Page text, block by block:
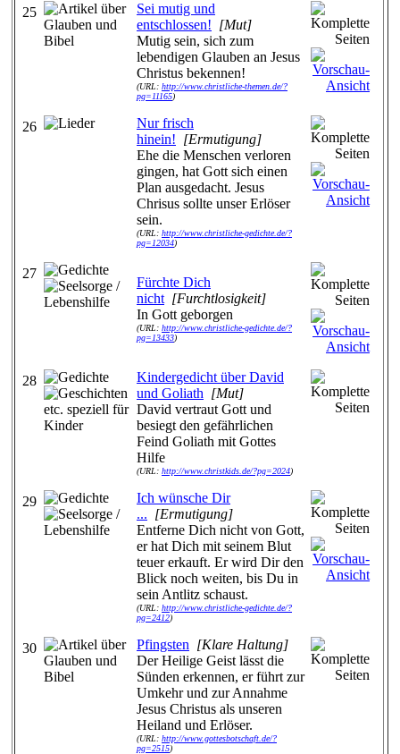
25
Sei mutig und
entschlossen! [Mut]
Mutig sein, sich zum
lebendigen Glauben an Jesus
Christus bekennen!
(URL: http://www.christliche-themen.de/?
pg=11165)
26
Nur frisch
hinein! [Ermutigung]
Ehe die Menschen verloren
gingen, hat Gott sich einen
Plan ausgedacht. Jesus
Chrisus sollte unser Erlöser
sein.
(URL: http://www.christliche-gedichte.de/?
pg=12034)
27
Fürchte Dich
nicht [Furchtlosigkeit]
In Gott geborgen
(URL: http://www.christliche-gedichte.de/?
pg=13433)
28
Kindergedicht über David
und Goliath [Mut]
David vertraut Gott und
besiegt den gefährlichen
Feind Goliath mit Gottes
Hilfe
(URL: http://www.christkids.de/?pg=2024)
29
Ich wünsche Dir
... [Ermutigung]
Entferne Dich nicht von Gott,
er hat Dich mit seinem Blut
teuer erkauft. Er wird Dir den
Blick noch weiten, bis Du in
sein Antlitz schaust.
(URL: http://www.christliche-gedichte.de/?
pg=2412)
30 Pfingsten [Klare Haltung]
Der Heilige Geist lässt die
Sünden erkennen, er führt zur
Umkehr und zur Annahme
Jesus Christus als unseren
Heiland und Erlöser.
(URL: http://www.gottesbotschaft.de/?
pg=2515)